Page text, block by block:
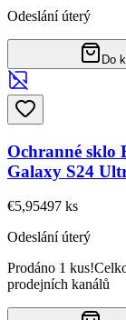
Odeslání úterý
Do
Ochranné sklo
Galaxy S24
€5,95497 ks
Odeslání úterý
Prodáno 1 kus!
prodejních kanálů